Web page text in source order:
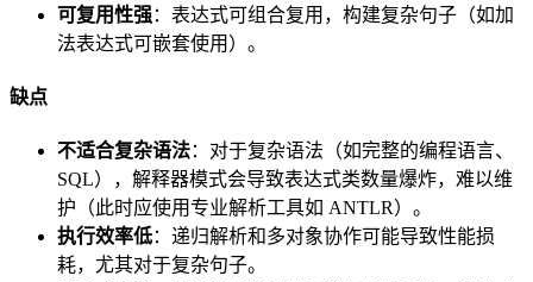
可复用性强：表达式可组合复用，构建复杂句子（如加
法表达式可嵌套使用）。
缺点
不适合复杂语法：对于复杂语法（如完整的编程语言、
SQL），解释器模式会导致表达式类数量爆炸，难以维
护（此时应使用专业解析工具如 ANTLR）。
执行效率低：递归解析和多对象协作可能导致性能损
耗，尤其对于复杂句子。